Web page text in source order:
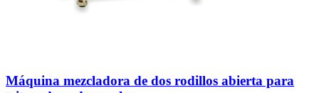
Máquina mezcladora de dos rodillos abierta para